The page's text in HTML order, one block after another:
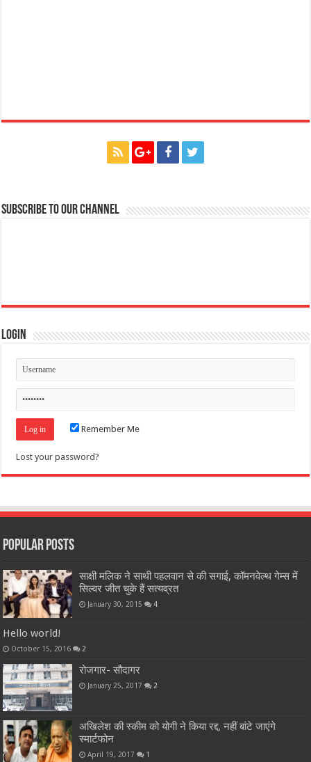
Subscribe to our Channel
Login
Remember Me
Lost your password?
Popular Posts
साक्षी मलिक ने साथी पहलवान से की सगाई, कॉमनवेल्थ गेम्स में
सिल्वर जीत चुके हैं सत्यव्रत
January 30, 2015 4
Hello world!
October 15, 2016 2
रोजगार- सौदागर
January 25, 2017 2
अखिलेश की स्कीम को योगी ने किया रद्द, नहीं बांटे जाएंगे
स्मार्टफोन
April 19, 2017 1